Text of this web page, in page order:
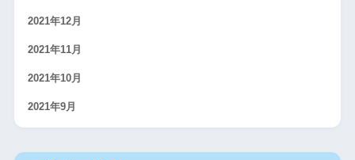
2021年12月
2021年11月
2021年10月
2021年9月